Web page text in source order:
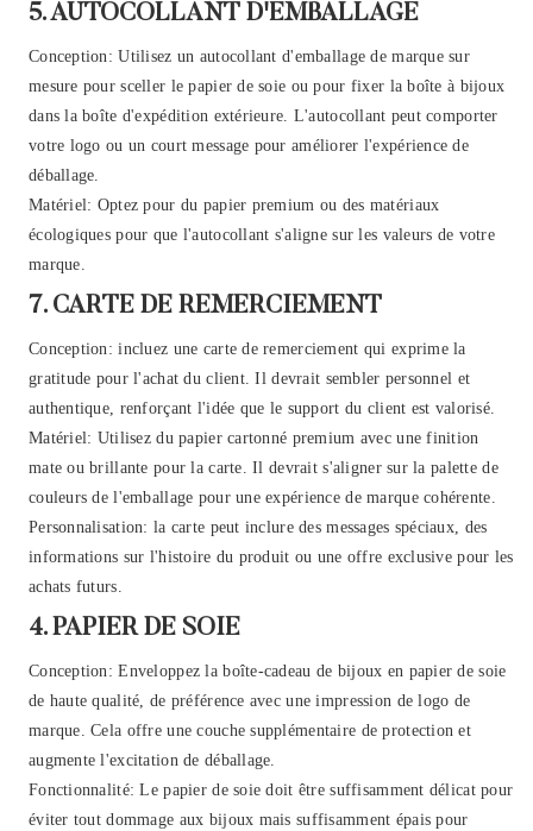
5. AUTOCOLLANT D'EMBALLAGE
Conception: Utilisez un autocollant d'emballage de marque sur
mesure pour sceller le papier de soie ou pour fixer la boîte à bijoux
dans la boîte d'expédition extérieure. L'autocollant peut comporter
votre logo ou un court message pour améliorer l'expérience de
déballage.
Matériel: Optez pour du papier premium ou des matériaux
écologiques pour que l'autocollant s'aligne sur les valeurs de votre
marque.
7. CARTE DE REMERCIEMENT
Conception: incluez une carte de remerciement qui exprime la
gratitude pour l'achat du client. Il devrait sembler personnel et
authentique, renforçant l'idée que le support du client est valorisé.
Matériel: Utilisez du papier cartonné premium avec une finition
mate ou brillante pour la carte. Il devrait s'aligner sur la palette de
couleurs de l'emballage pour une expérience de marque cohérente.
Personnalisation: la carte peut inclure des messages spéciaux, des
informations sur l'histoire du produit ou une offre exclusive pour les
achats futurs.
4. PAPIER DE SOIE
Conception: Enveloppez la boîte-cadeau de bijoux en papier de soie
de haute qualité, de préférence avec une impression de logo de
marque. Cela offre une couche supplémentaire de protection et
augmente l'excitation de déballage.
Fonctionnalité: Le papier de soie doit être suffisamment délicat pour
éviter tout dommage aux bijoux mais suffisamment épais pour